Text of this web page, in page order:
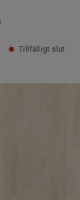
Tillfälligt slut